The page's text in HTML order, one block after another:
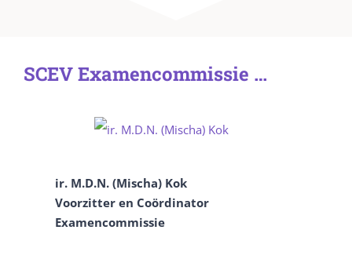
SCEV Examencommissie …
ir. M.D.N. (Mischa) Kok
Voorzitter en Coördinator
Examencommissie